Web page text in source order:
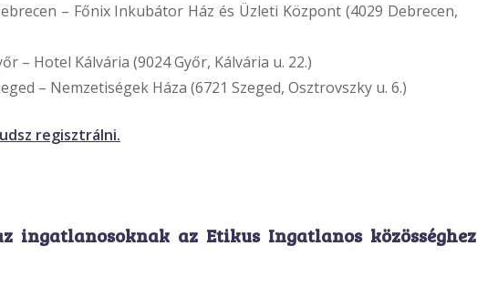
– Főnix Inkubátor Ház és Üzleti Központ (4029 Debrecen,
– Hotel Kálvária (9024 Győr, Kálvária u. 22.)
– Nemzetiségek Háza (6721 Szeged, Osztrovszky u. 6.)
regisztrálni.
ingatlanosoknak az Etikus Ingatlanos közösséghez